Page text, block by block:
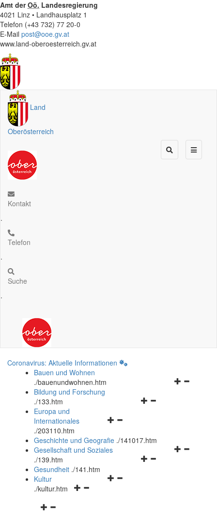
Amt derOö. Landesregierung
4021 Linz • Landhausplatz 1
Telefon (+43 732) 77 20-0
E-Mail post@ooe.gv.at
www.land-oberoesterreich.gv.at
Land
Oberösterreich
Kontakt
.
Telefon
.
Suche
.
Coronavirus: Aktuelle Informationen
Bauen und Wohnen
./bauenundwohnen.htm
Navigationsmenü
Bildung und Forschung
./133.htm
Navigationsmenü
und
schließen
Europa und
Internationales
./203110.htm
Geschichte und Geografie ./141017.htm
Navigationsmenü
Gesellschaft und Soziales
./139.htm
Navigationsmenü
Gesundheit ./141.htm
Navigationsmenü
Kultur
./kultur.htm
Navigationsmenü